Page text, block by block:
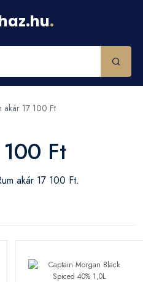
.
akár 17 100 Ft
Ft
akár 17 100 Ft.